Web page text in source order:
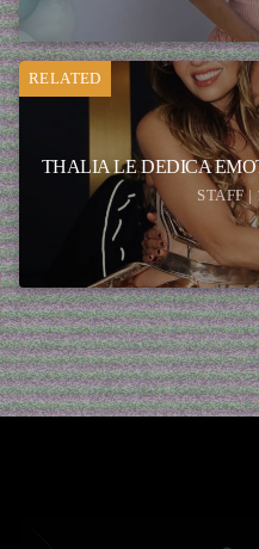
RELATED
THALIA LE DEDICA
STAFF |